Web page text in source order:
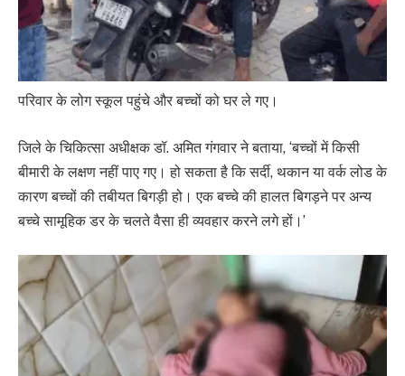
परिवार के लोग स्कूल पहुंचे और बच्चों को घर ले गए।
जिले के चिकित्सा अधीक्षक डॉ. अमित गंगवार ने बताया, ‘बच्चों में किसी
बीमारी के लक्षण नहीं पाए गए। हो सकता है कि सर्दी, थकान या वर्क लोड के
कारण बच्चों की तबीयत बिगड़ी हो। एक बच्चे की हालत बिगड़ने पर अन्य
बच्चे सामूहिक डर के चलते वैसा ही व्यवहार करने लगे हों।’